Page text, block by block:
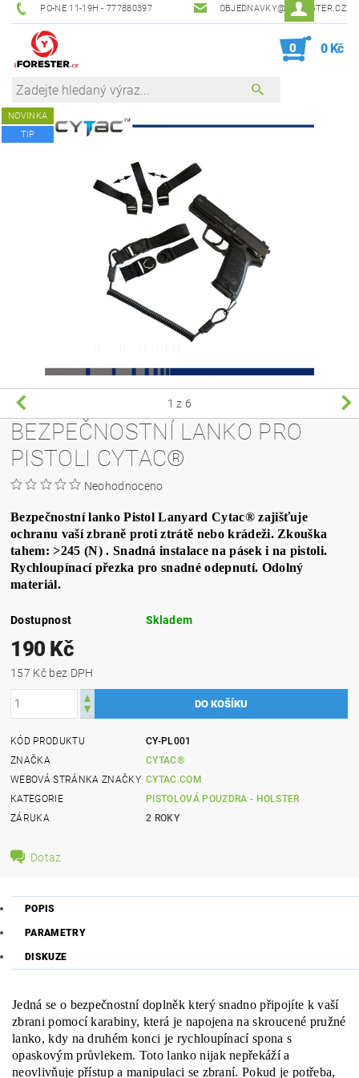
PO-NE 11-19H - 777880397 OBJEDNAVKY@IFORESTER.CZ
0 0 Kč
NOVINKA
TIP
1 z 6
BEZPEČNOSTNÍ LANKO PRO
PISTOLI CYTAC®
Neohodnoceno
Bezpečnostní lanko Pistol Lanyard Cytac® zajišťuje
ochranu vaší zbraně proti ztrátě nebo krádeži. Zkouška
tahem: >245 (N) . Snadná instalace na pásek i na pistoli.
Rychloupínací přezka pro snadné odepnutí. Odolný
materiál.
Dostupnost Skladem
190 Kč
157 Kč bez DPH
KÓD PRODUKTU
CY-PL001
ZNAČKA
CYTAC®
WEBOVÁ STRÁNKA ZNAČKY CYTAC.COM
KATEGORIE
PISTOLOVÁ POUZDRA - HOLSTER
ZÁRUKA
2 ROKY
Dotaz
POPIS
PARAMETRY
DISKUZE
Jedná se o bezpečnostní doplněk který snadno připojíte k vaší
zbrani pomocí karabiny, která je napojena na skroucené pružné
lanko, kdy na druhém konci je rychloupínací spona s
opaskovým průvlekem. Toto lanko nijak nepřekáží a
neovlivňuje přístup a manipulaci se zbraní. Pokud je potřeba,